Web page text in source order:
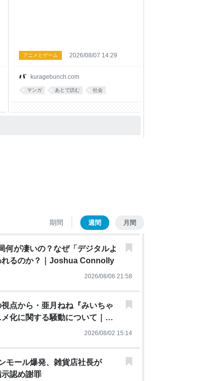
kuragebunch.com
アニメとゲーム 2026/08/07 14:29
マンガ あとで読む 社会
期間 週間 月間
何が凄いの？なぜ「デジタルよ
れるのか？｜Joshua Connolly
2026/08/06 21:58
点から・亜月ねね『みいちゃ
化に関する騒動について｜黒
2026/08/02 15:14
モール爆発、雑貨店社長が
示認め謝罪